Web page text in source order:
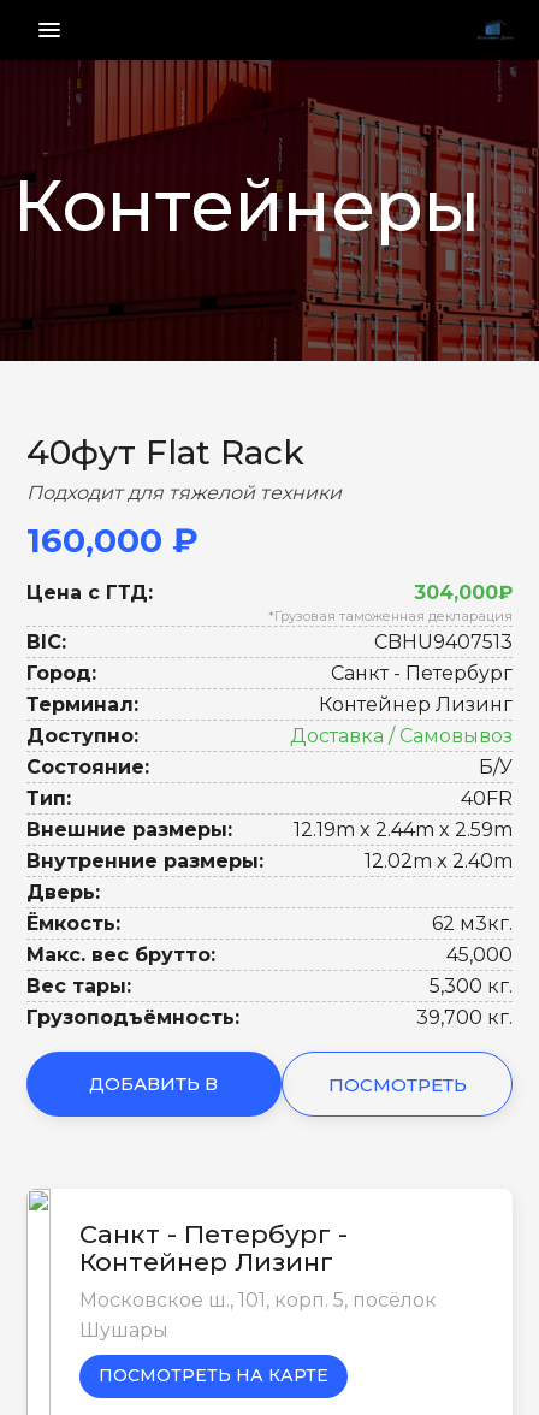
menu_vert
Контейнеры
НАЗАД ВПЕРЕД
40фут Flat Rack
Подходит для тяжелой техники
160,000 ₽
Цена с ГТД: 304,000₽
*Грузовая таможенная декларация
BIC:
CBHU9407513
Город:
Санкт - Петербург
Терминал:
Контейнер Лизинг
Доступно:
Доставка / Самовывоз
Состояние:
Б/У
Тип:
40FR
Внешние размеры:
12.19m x 2.44m x 2.59m
Внутренние размеры:
12.02m x 2.40m
Дверь:
Ёмкость:
62 м3кг.
Макс. вес брутто:
45,000
Вес тары:
5,300 кг.
Грузоподъёмность:
39,700 кг.
ДОБАВИТЬ В ПОСМОТРЕТЬ
Санкт - Петербург -
Контейнер Лизинг
Московское ш., 101, корп. 5, посёлок
Шушары
ПОСМОТРЕТЬ НА КАРТЕ